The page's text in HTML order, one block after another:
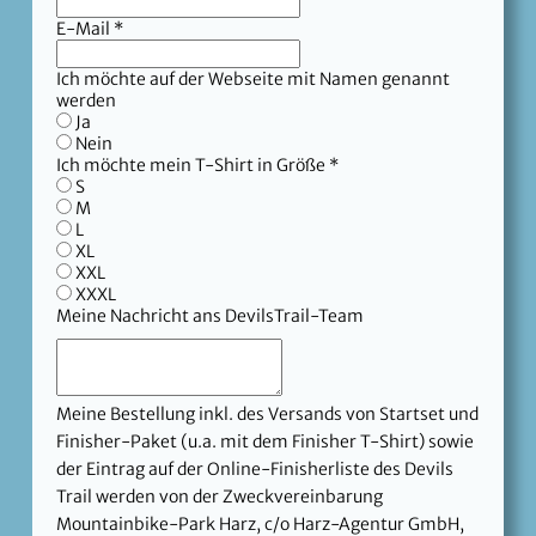
E-Mail *
Ich möchte auf der Webseite mit Namen genannt
werden
Ja
Nein
Ich möchte mein T-Shirt in Größe *
S
M
L
XL
XXL
XXXL
Meine Nachricht ans DevilsTrail-Team
Meine Bestellung inkl. des Versands von Startset und
Finisher-Paket (u.a. mit dem Finisher T-Shirt) sowie
der Eintrag auf der Online-Finisherliste des Devils
Trail werden von der Zweckvereinbarung
Mountainbike-Park Harz, c/o Harz-Agentur GmbH,